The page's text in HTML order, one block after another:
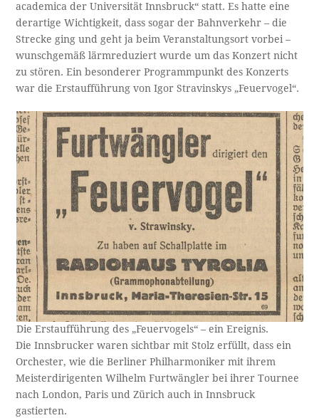
academica der Universität Innsbruck“ statt. Es hatte eine
derartige Wichtigkeit, dass sogar der Bahnverkehr – die
Strecke ging und geht ja beim Veranstaltungsort vorbei –
wunschgemäß lärmreduziert wurde um das Konzert nicht
zu stören. Ein besonderer Programmpunkt des Konzerts
war die Erstaufführung von Igor Stravinskys „Feuervogel“.
Die Erstaufführung des „Feuervogels“ – ein Ereignis.
Die Innsbrucker waren sichtbar mit Stolz erfüllt, dass ein
Orchester, wie die Berliner Philharmoniker mit ihrem
Meisterdirigenten Wilhelm Furtwängler bei ihrer Tournee
nach London, Paris und Zürich auch in Innsbruck
gastierten.